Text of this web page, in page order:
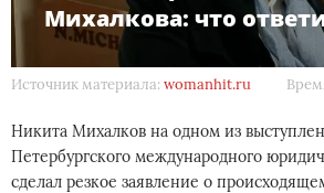
Михалкова: что
Источник материала: womanhit.ru
Никита Михалков на одном из
Петербургского международного
сделал резкое заявление о